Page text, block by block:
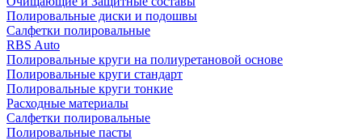
Полировальные диски и подошвы
Салфетки полировальные
RBS Auto
Полировальные круги на полиуретановой основе
Полировальные круги стандарт
Полировальные круги тонкие
Расходные материалы
Салфетки полировальные
Полировальные пасты